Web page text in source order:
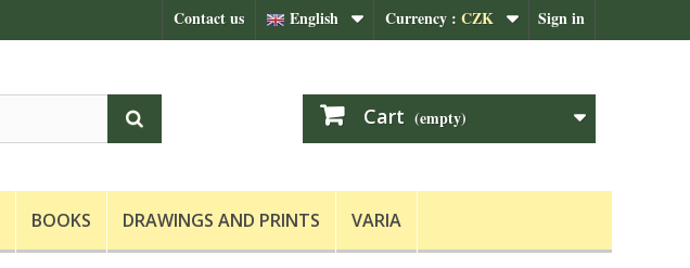
Sign in
Currency : CZK
English
Contact us
Cart (empty)
BOOKS DRAWINGS AND PRINTS VARIA